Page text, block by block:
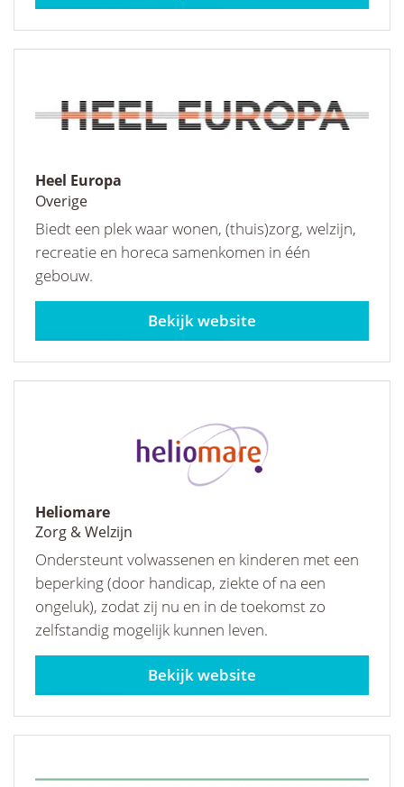
Heel Europa
Overige
Biedt een plek waar wonen, (thuis)zorg, welzijn,
recreatie en horeca samenkomen in één
gebouw.
heeleuropa.com
Heliomare
Zorg & Welzijn
Ondersteunt volwassenen en kinderen met een
beperking (door handicap, ziekte of na een
ongeluk), zodat zij nu en in de toekomst zo
zelfstandig mogelijk kunnen leven.